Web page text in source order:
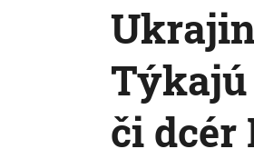
Týkajú
či dcér